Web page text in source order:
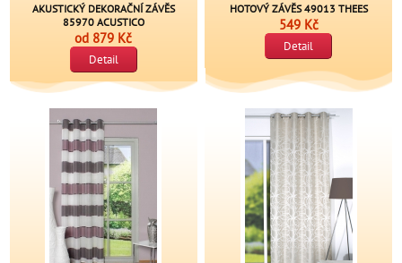
AKUSTICKÝ DEKORAČNÍ ZÁVĚS
85970 ACUSTICO
od 879 Kč
Detail
HOTOVÝ ZÁVĚS 49013 THEES
549 Kč
Detail